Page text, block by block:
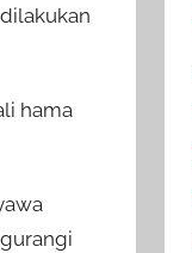
hama